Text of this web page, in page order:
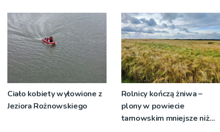
Ciało kobiety wyłowione z
Jeziora Rożnowskiego
Rolnicy kończą żniwa –
plony w powiecie
tarnowskim mniejsze niż